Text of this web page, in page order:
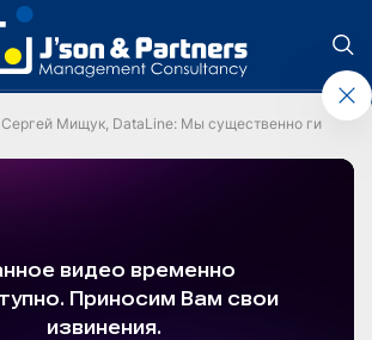
Сергей Мищук, DataLine: Мы существенно гибче